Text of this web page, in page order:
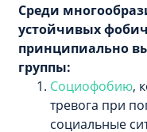
Среди
устойчивых
принципиально
группы:
Социофобию,
тревога при
социальные